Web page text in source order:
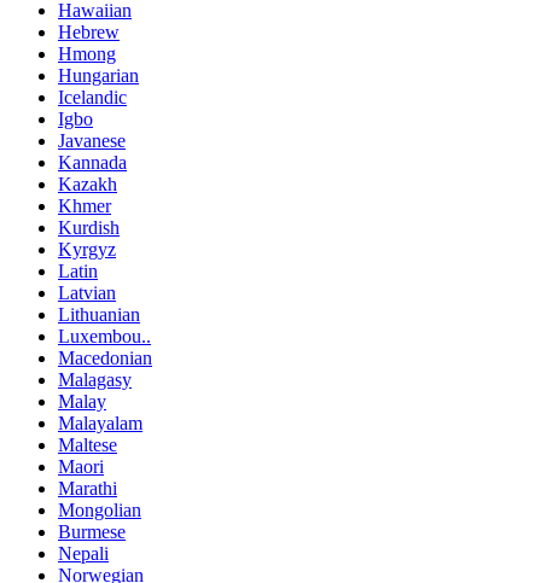
Hawaiian
Hebrew
Hmong
Hungarian
Icelandic
Igbo
Javanese
Kannada
Kazakh
Khmer
Kurdish
Kyrgyz
Latin
Latvian
Lithuanian
Luxembou..
Macedonian
Malagasy
Malay
Malayalam
Maltese
Maori
Marathi
Mongolian
Burmese
Nepali
Norwegian